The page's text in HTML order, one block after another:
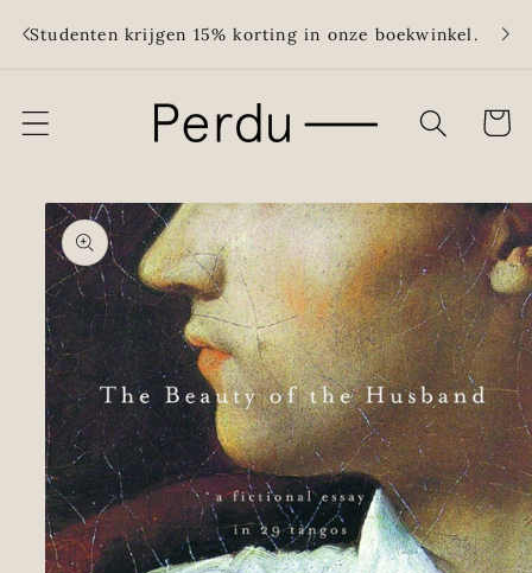
naar de
Studenten krijgen 15% korting in onze boekwinkel.
direct naar